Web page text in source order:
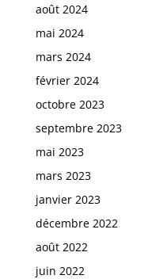
août 2024
mai 2024
mars 2024
février 2024
octobre 2023
septembre 2023
mai 2023
mars 2023
janvier 2023
décembre 2022
août 2022
juin 2022